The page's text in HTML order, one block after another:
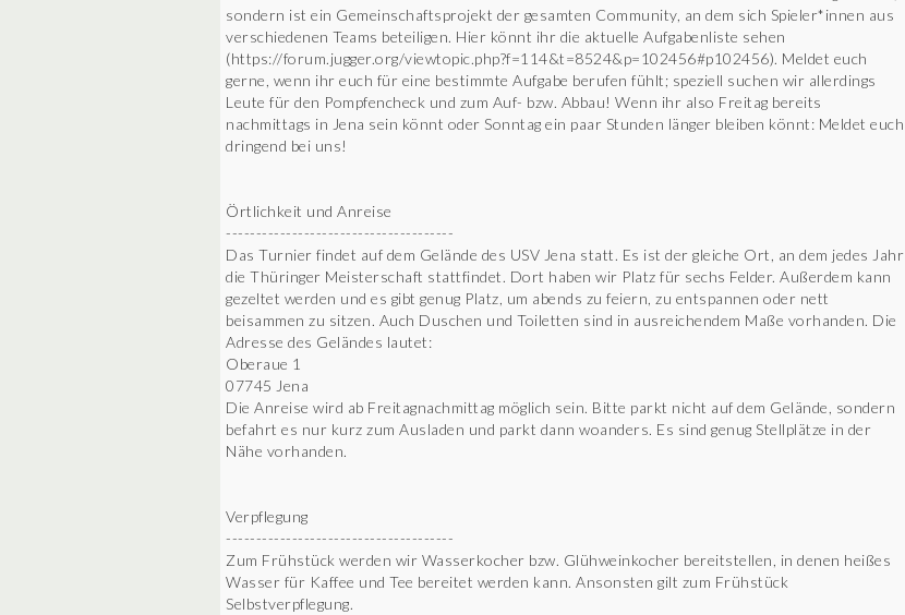
sondern ist ein Gemeinschaftsprojekt der gesamten Community, an dem sich Spieler*innen aus
verschiedenen Teams beteiligen. Hier könnt ihr die aktuelle Aufgabenliste sehen
(https://forum.jugger.org/viewtopic.php?f=114&t=8524&p=102456#p102456). Meldet euch
gerne, wenn ihr euch für eine bestimmte Aufgabe berufen fühlt; speziell suchen wir allerdings
Leute für den Pompfencheck und zum Auf- bzw. Abbau! Wenn ihr also Freitag bereits
nachmittags in Jena sein könnt oder Sonntag ein paar Stunden länger bleiben könnt: Meldet euch
dringend bei uns!
Örtlichkeit und Anreise
--------------------------------------
Das Turnier findet auf dem Gelände des USV Jena statt. Es ist der gleiche Ort, an dem jedes Jahr
die Thüringer Meisterschaft stattfindet. Dort haben wir Platz für sechs Felder. Außerdem kann
gezeltet werden und es gibt genug Platz, um abends zu feiern, zu entspannen oder nett
beisammen zu sitzen. Auch Duschen und Toiletten sind in ausreichendem Maße vorhanden. Die
Adresse des Geländes lautet:
Oberaue 1
07745 Jena
Die Anreise wird ab Freitagnachmittag möglich sein. Bitte parkt nicht auf dem Gelände, sondern
befahrt es nur kurz zum Ausladen und parkt dann woanders. Es sind genug Stellplätze in der
Nähe vorhanden.
Verpflegung
--------------------------------------
Zum Frühstück werden wir Wasserkocher bzw. Glühweinkocher bereitstellen, in denen heißes
Wasser für Kaffee und Tee bereitet werden kann. Ansonsten gilt zum Frühstück
Selbstverpflegung.